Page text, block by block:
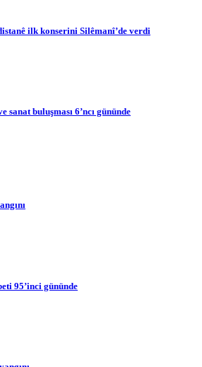
ilk konserini Silêmanî’de verdi
sanat buluşması 6’ncı gününde
95’inci gününde